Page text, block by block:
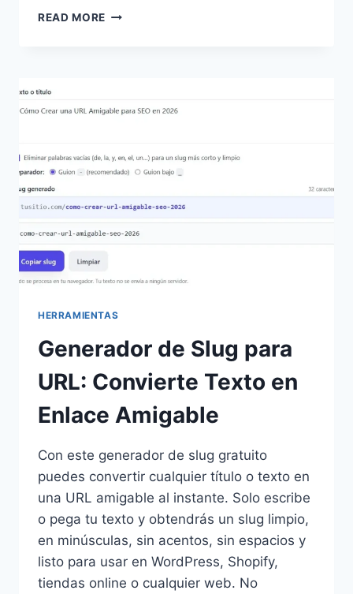
READ MORE GENERADOR
CONTRASEÑAS
HERRAMIENTAS
Generador de Slug para
URL: Convierte Texto en
Enlace Amigable
Con este generador de slug gratuito
puedes convertir cualquier título o texto en
una URL amigable al instante. Solo escribe
o pega tu texto y obtendrás un slug limpio,
en minúsculas, sin acentos, sin espacios y
listo para usar en WordPress, Shopify,
tiendas online o cualquier web. No